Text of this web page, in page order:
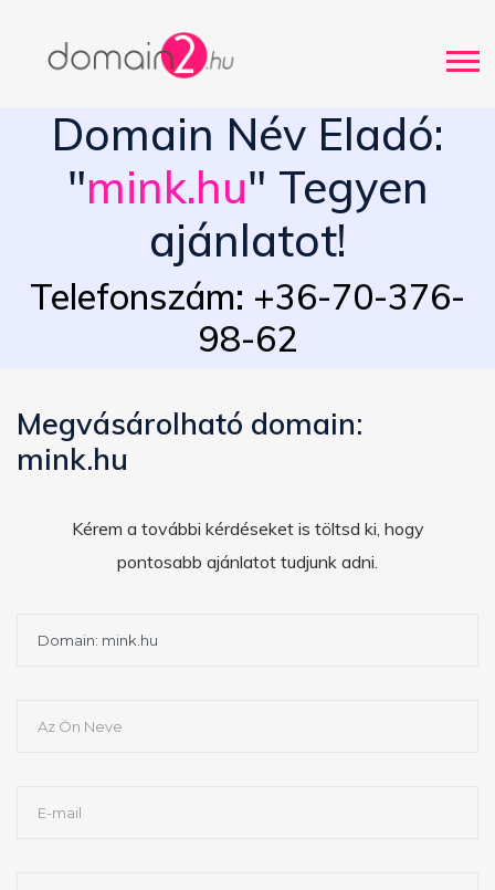
Domain Név Eladó:
"mink.hu" Tegyen
ajánlatot!
Telefonszám: +36-70-376-
98-62
Megvásárolható domain:
mink.hu
Kérem a további kérdéseket is töltsd ki, hogy
pontosabb ajánlatot tudjunk adni.